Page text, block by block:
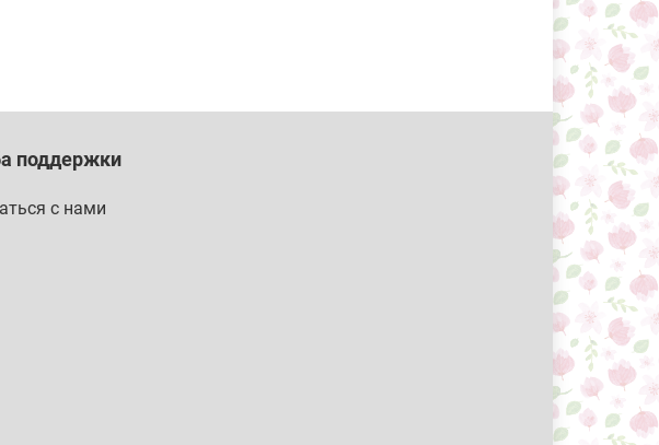
поддержки
с нами